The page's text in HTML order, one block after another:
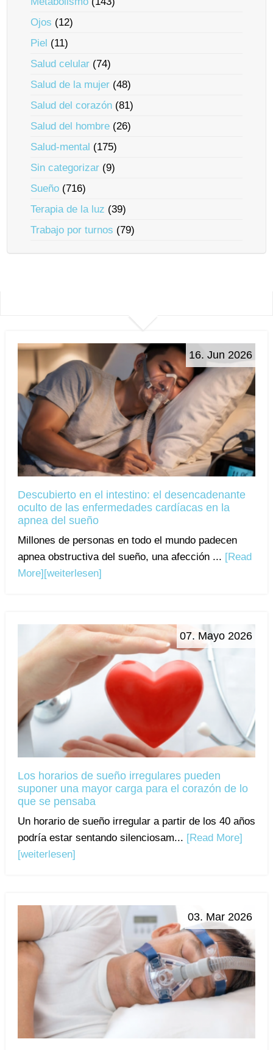
Ojos (12)
Piel (11)
Salud celular (74)
Salud de la mujer (48)
Salud del corazón (81)
Salud del hombre (26)
Salud-mental (175)
Sin categorizar (9)
Sueño (716)
Terapia de la luz (39)
Trabajo por turnos (79)
16. Jun 2026
Descubierto en el intestino: el desencadenante
oculto de las enfermedades cardíacas en la
apnea del sueño
Millones de personas en todo el mundo padecen
apnea obstructiva del sueño, una afección ... [Read
More] [weiterlesen]
07. Mayo 2026
Los horarios de sueño irregulares pueden
suponer una mayor carga para el corazón de lo
que se pensaba
Un horario de sueño irregular a partir de los 40 años
podría estar sentando silenciosam... [Read More]
[weiterlesen]
03. Mar 2026